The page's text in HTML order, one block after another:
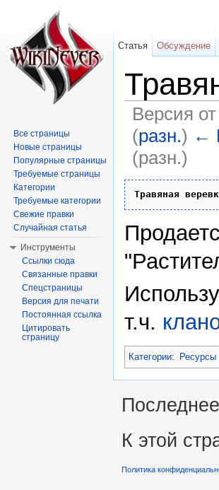
Версия
(разн.) ←
(разн.)
Травяная
т.ч.
Категории: Ресурсы
Статья Обсуждение
Все страницы
Новые страницы
Популярные страницы
Требуемые страницы
Категории
Требуемые категории
Свежие правки
Случайная статья
Инструменты
Ссылки сюда
Связанные правки
Спецстраницы
Версия для печати
Постоянная ссылка
Цитировать
страницу
К этой
Политика